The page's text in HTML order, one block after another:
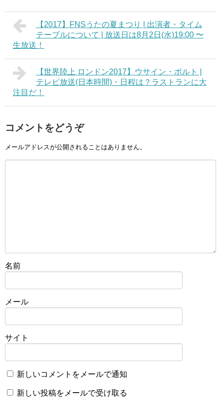
【2017】FNSうたの夏まつり | 出演者・タイム
テーブルについて | 放送日は8月2日(水)19:00 〜
生放送！
【世界陸上 ロンドン2017】ウサイン・ボルト |
テレビ放送(日本時間)・日程は？ラストランに大
注目だ！
コメントをどうぞ
メールアドレスが公開されることはありません。
名前
メール
サイト
新しいコメントをメールで通知
新しい投稿をメールで受け取る